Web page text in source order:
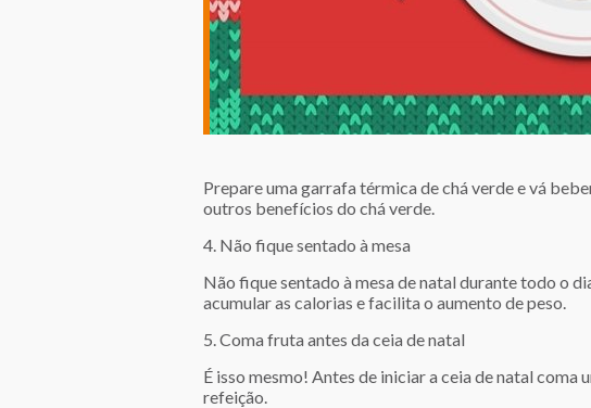
Prepare uma garrafa térmica de chá verde e vá
outros benefícios do chá verde.
4. Não fique sentado à mesa
Não fique sentado à mesa de natal durante todo o
acumular as calorias e facilita o aumento de peso.
5. Coma fruta antes da ceia de natal
É isso mesmo! Antes de iniciar a ceia de natal
refeição.